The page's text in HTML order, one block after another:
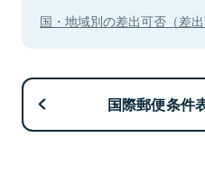
国・地域別の差出可否（差出
国際郵便条件